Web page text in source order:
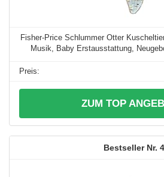
Fisher-Price Schlummer Otter
Musik, Baby Erstausstattung,
ZUM TOP
4